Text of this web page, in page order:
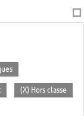
(X) Hors classe